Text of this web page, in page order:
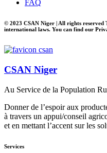
FAQ
© 2023 CSAN Niger | All rights reserved
international laws. You can find our
CSAN Niger
Au Service de la Population
Donner de l’espoir aux
à travers un appui/conseil
et en mettant l’accent sur les
Services